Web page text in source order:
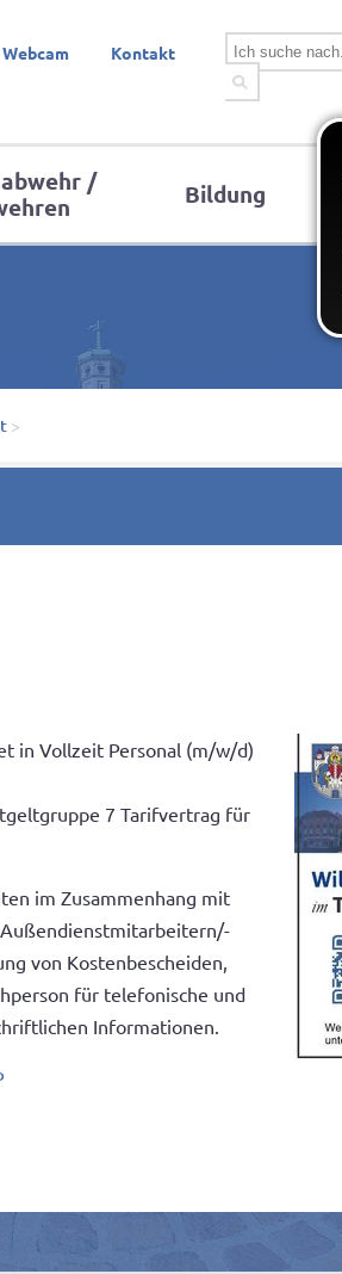
Webcam Kontakt
/
Bildung
>
in Vollzeit Personal (m/w/d)
7 Tarifvertrag für
im Zusammenhang mit
von Kostenbescheiden,
für telefonische und
Informationen.